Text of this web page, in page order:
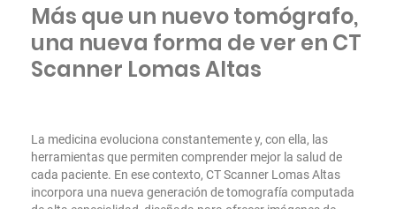
Más que un nuevo tomógrafo,
una nueva forma de ver en CT
Scanner Lomas Altas
La medicina evoluciona constantemente y, con ella, las
herramientas que permiten comprender mejor la salud de
cada paciente. En ese contexto, CT Scanner Lomas Altas
incorpora una nueva generación de tomografía computada